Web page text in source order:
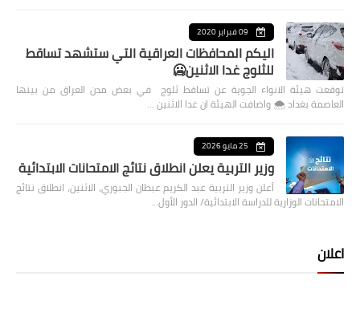
09 فبراير 2020
اليكم المحافظات العراقية التي ستشهد تساقط
للثلوج غدا الاثنين🥶
توقعت هيئة الانواء الجوية عن تساقط ثلوج في بعض مدن العراق من بينها
العاصمة بغداد ⁦🌨️⁩ واضافت الهيئة ان غدا الاثنين …
25 مايو 2026
وزير التربية يعلن انطلاق نتائج الامتحانات الابتدائية
أعلن وزير التربية عبد الكريم عبطان الجبوري، الاثنين، انطلاق نتائج
الامتحانات الوزارية للدراسة الابتدائية/ الدور الأول…
اعلان